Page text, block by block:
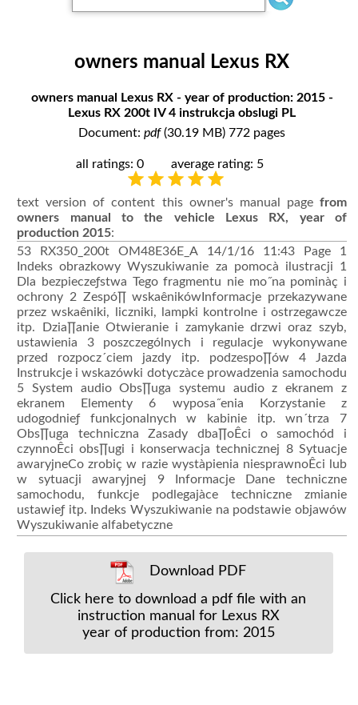
owners manual Lexus RX
owners manual Lexus RX - year of production: 2015 -
Lexus RX 200t IV 4 instrukcja obslugi PL
Document:pdf(30.19 MB) 772 pages
all ratings: 0 average rating: 5
text version of content this owner's manual page from
owners manual to the vehicle Lexus RX, year of
production 2015:
53 RX350_200t OM48E36E_A 14/1/16 11:43 Page 1
Indeks obrazkowy Wyszukiwanie za pomocà ilustracji 1
Dla bezpieczeƒstwa Tego fragmentu nie mo˝na pominàç i
ochrony 2 Zespó∏ wskaênikówInformacje przekazywane
przez wskaêniki, liczniki, lampki kontrolne i ostrzegawcze
itp. Dzia∏anie Otwieranie i zamykanie drzwi oraz szyb,
ustawienia 3 poszczególnych i regulacje wykonywane
przed rozpocz´ciem jazdy itp. podzespo∏ów 4 Jazda
Instrukcje i wskazówki dotyczàce prowadzenia samochodu
5 System audio Obs∏uga systemu audio z ekranem z
ekranem Elementy 6 wyposa˝enia Korzystanie z
udogodnieƒ funkcjonalnych w kabinie itp. wn´trza 7
Obs∏uga techniczna Zasady dba∏oÊci o samochód i
czynnoÊci obs∏ugi i konserwacja technicznej 8 Sytuacje
awaryjneCo zrobiç w razie wystàpienia niesprawnoÊci lub
w sytuacji awaryjnej 9 Informacje Dane techniczne
samochodu, funkcje podlegajàce techniczne zmianie
ustawieƒ itp. Indeks Wyszukiwanie na podstawie objawów
Wyszukiwanie alfabetyczne
Download PDF
Click here to download a pdf file with an
instruction manual for Lexus RX
year of production from: 2015